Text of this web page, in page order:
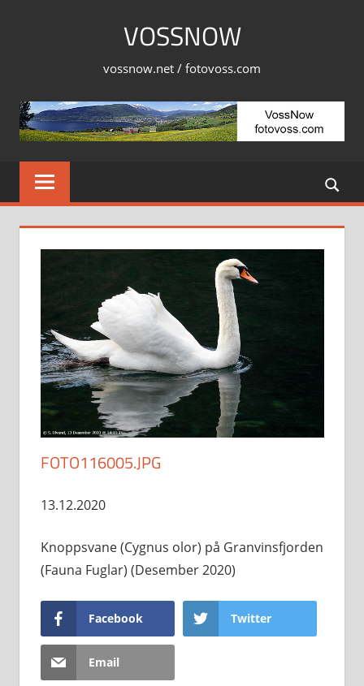
VOSSNOW
vossnow.net / fotovoss.com
FOTO116005.JPG
13.12.2020
Knoppsvane (Cygnus olor) på Granvinsfjorden
(Fauna Fuglar) (Desember 2020)
Facebook Twitter
Email